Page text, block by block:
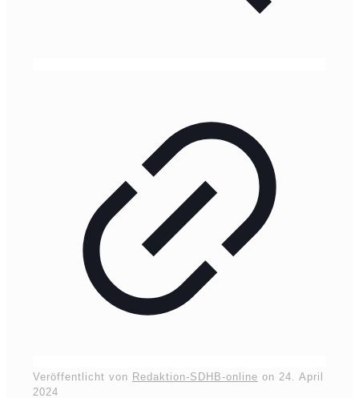
Veröffentlicht von Redaktion-SDHB-online on 24. April
2024